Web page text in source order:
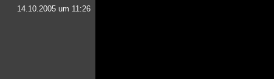
14.10.2005 um 11:26